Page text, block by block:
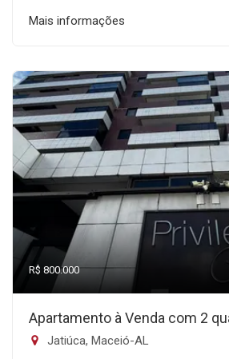
Mais informações
R$ 800.000
Apartamento à Venda com 2
Jatiúca, Maceió-AL